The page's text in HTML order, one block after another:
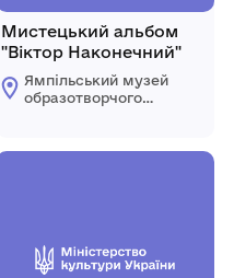
Мистецький альбом
"Віктор Наконечний"
Ямпільський музей
образотворчого